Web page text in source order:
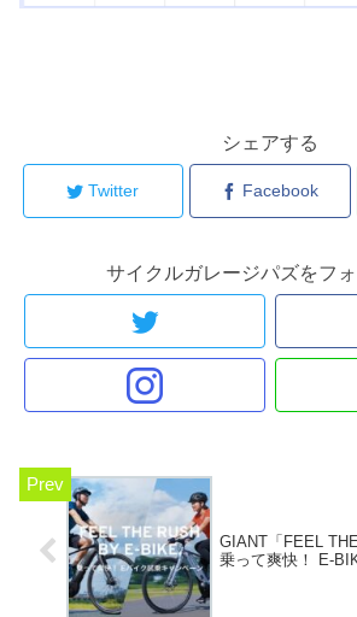
シェアする
Twitter Facebook
サイクルガレージパズをフ
GIANT「FEEL
乗って爽快！ E-